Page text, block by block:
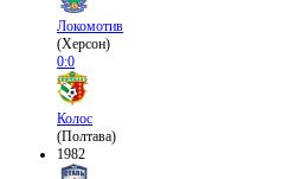
Локомотив
(Херсон)
0:0
Колос
(Полтава)
1982